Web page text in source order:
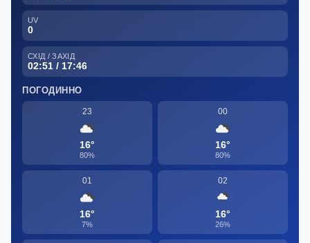
UV
0
СХІД / ЗАХІД
02:51 / 17:46
ПОГОДИННО
23
16°
80%
00
16°
80%
01
16°
7%
02
16°
26%